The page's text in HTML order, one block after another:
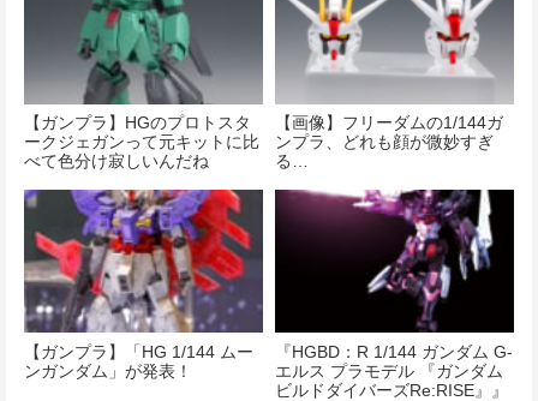
【ガンプラ】HGのプロトスタ
ークジェガンって元キットに比
べて色分け寂しいんだね
【画像】フリーダムの1/144ガ
ンプラ、どれも顔が微妙すぎ
る…
【ガンプラ】「HG 1/144 ムー
ンガンダム」が発表！
『HGBD：R 1/144 ガンダム G-
エルス プラモデル 『ガンダム
ビルドダイバーズRe:RISE』』